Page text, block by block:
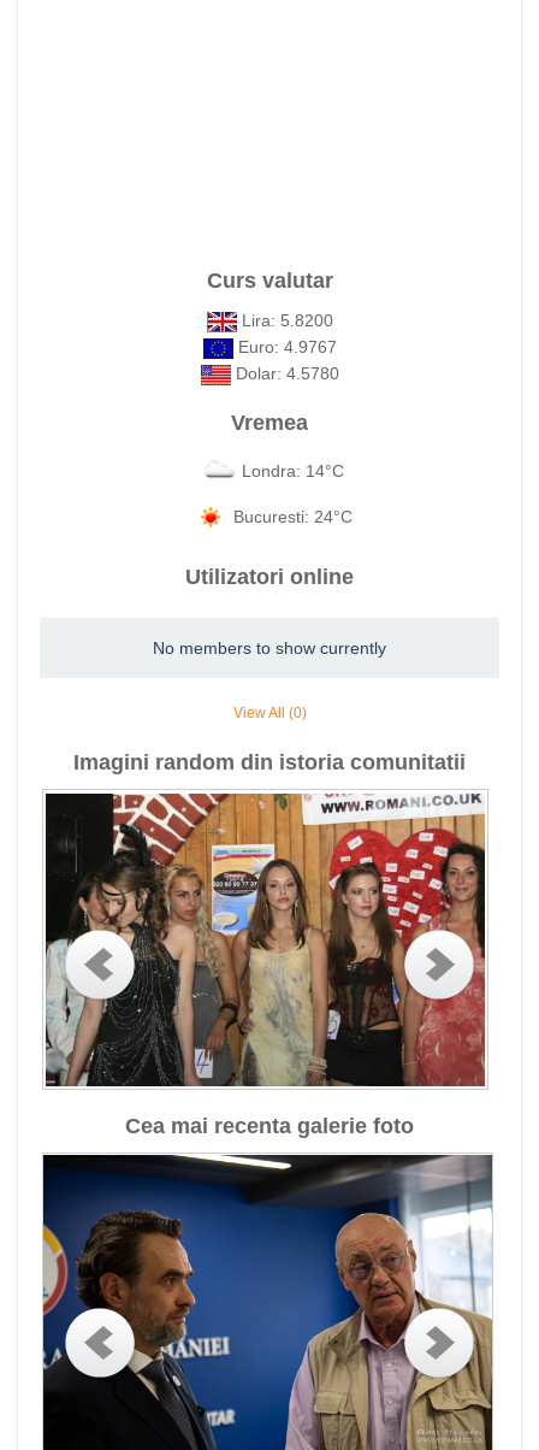
Curs valutar
Lira: 5.8200
Euro: 4.9767
Dolar: 4.5780
Vremea
Londra: 14°C
Bucuresti: 24°C
Utilizatori online
No members to show currently
View All (0)
Imagini random din istoria comunitatii
Cea mai recenta galerie foto